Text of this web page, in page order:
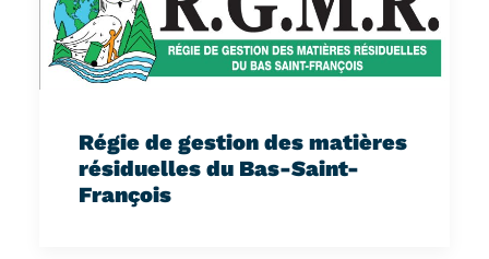
Régie de gestion des matières
résiduelles du Bas-Saint-
François